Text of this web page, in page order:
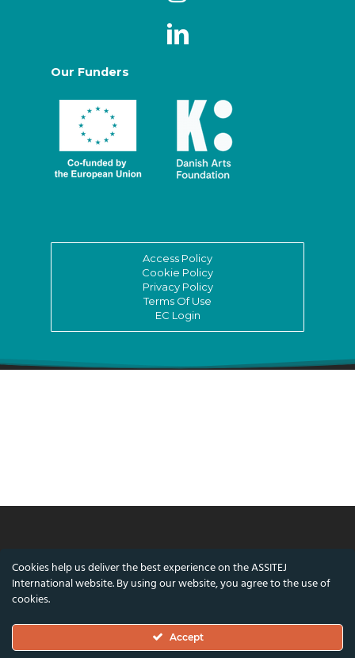
Our Funders
Access Policy
Cookie Policy
Privacy Policy
Terms Of Use
EC Login
© ASSITEJ International - International
Association of Theatre & Performing Arts for
Nørregade 26, 1st Floor, 1165 Copenhagen,
Denmark
Cookies help us deliver the best experience on the ASSITEJ
International website. By using our website, you agree to the use of
cookies.
Accept